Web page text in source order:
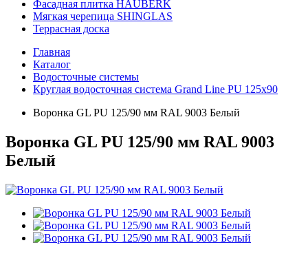
Фасадная плитка HAUBERK
Мягкая черепица SHINGLAS
Террасная доска
Главная
Каталог
Водосточные системы
Круглая водосточная система Grand Line PU 125х90
Воронка GL PU 125/90 мм RAL 9003 Белый
Воронка GL PU 125/90 мм RAL 9003
Белый